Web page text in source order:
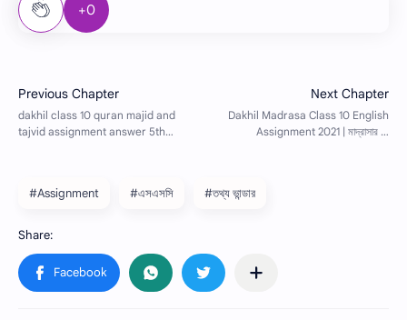
+0
#Assignment #এসএসসি #তথ্য ভান্ডার